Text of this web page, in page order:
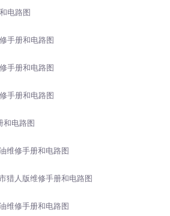
电路图
手册和电路图
手册和电路图
手册和电路图
和电路图
维修手册和电路图
猎人版维修手册和电路图
维修手册和电路图